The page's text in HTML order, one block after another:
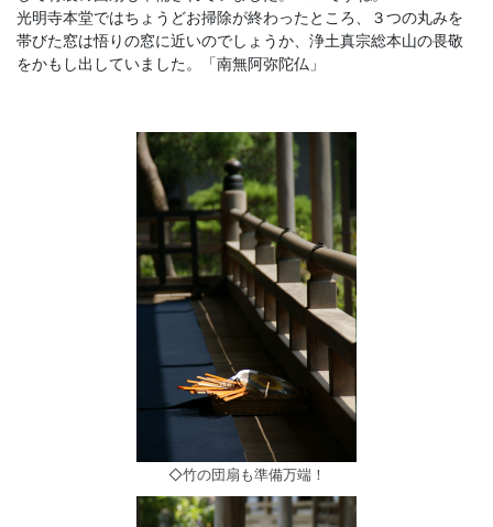
光明寺本堂ではちょうどお掃除が終わったところ、３つの丸みを
帯びた窓は悟りの窓に近いのでしょうか、浄土真宗総本山の畏敬
をかもし出していました。「南無阿弥陀仏」
◇竹の団扇も準備万端！